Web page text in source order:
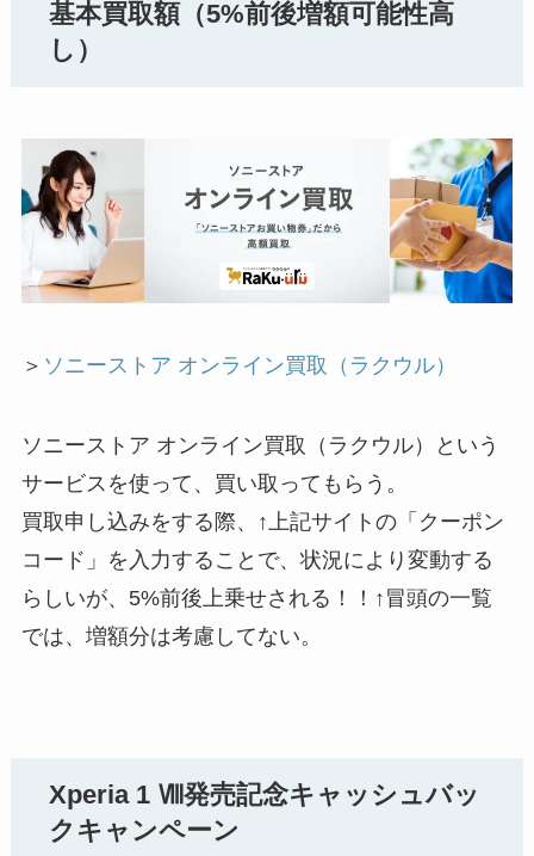
基本買取額（5%前後増額可能性高
し）
＞ ソニーストア オンライン買取（ラクウル）
ソニーストア オンライン買取（ラクウル）という
サービスを使って、買い取ってもらう。
買取申し込みをする際、↑上記サイトの「クーポン
コード」を入力することで、状況により変動する
らしいが、5%前後上乗せされる！！↑冒頭の一覧
では、増額分は考慮してない。
Xperia 1 Ⅷ発売記念キャッシュバッ
クキャンペーン